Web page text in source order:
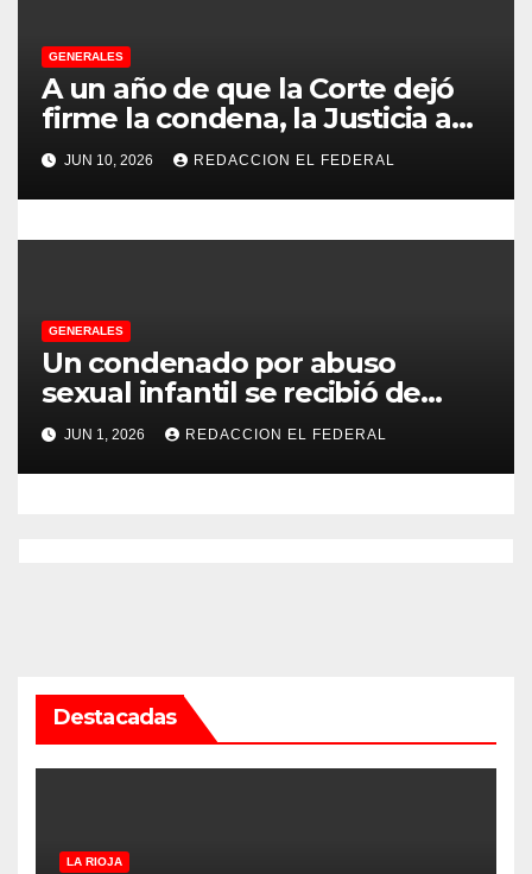
d
a
s
GENERALES
A un año de que la Corte dejó
firme la condena, la Justicia aún
no pudo decomisarle ni un peso
a CFK
JUN 10, 2026 REDACCION EL FEDERAL
GENERALES
Un condenado por abuso
sexual infantil se recibió de
psicopedagogo dentro del
Servicio Penitenciario de La
Rioja
JUN 1, 2026 REDACCION EL FEDERAL
Destacadas
LA RIOJA